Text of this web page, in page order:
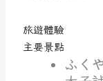
旅遊體驗
主要景點
ふく